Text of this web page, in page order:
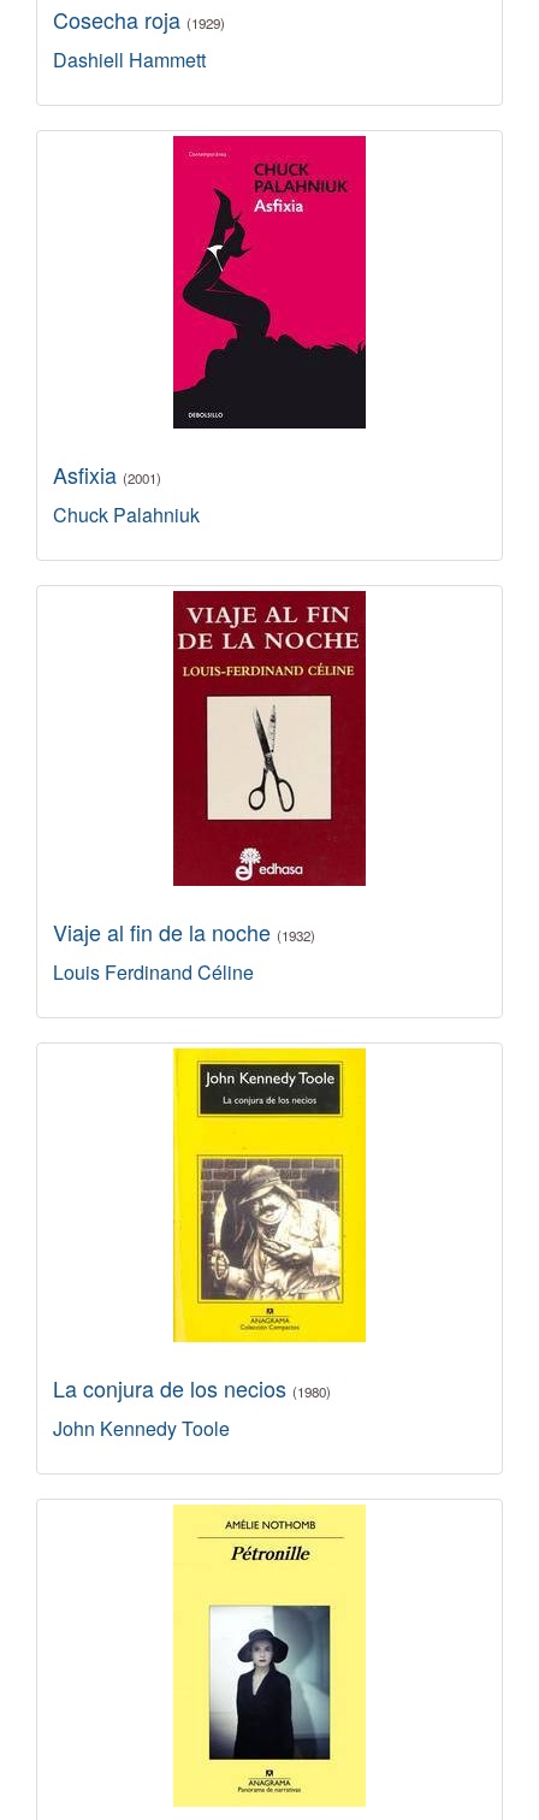
Cosecha roja (1929)
Dashiell Hammett
Asfixia (2001)
Chuck Palahniuk
Viaje al fin de la noche (1932)
Louis Ferdinand Céline
La conjura de los necios (1980)
John Kennedy Toole